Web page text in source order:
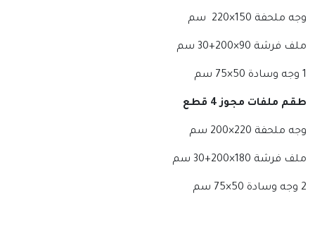
وجه ملحفة 150×220 سم
ملف فرشة 90×200+30 سم
1 وجه وسادة 50×75 سم
طقم ملفات مجوز 4 قطع
وجه ملحفة 220×200 سم
ملف فرشة 180×200+30 سم
2 وجه وسادة 50×75 سم